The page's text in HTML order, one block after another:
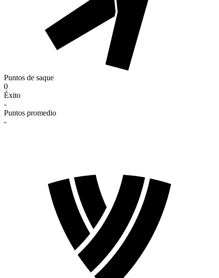
Puntos de saque
0
Éxito
-
Puntos promedio
-